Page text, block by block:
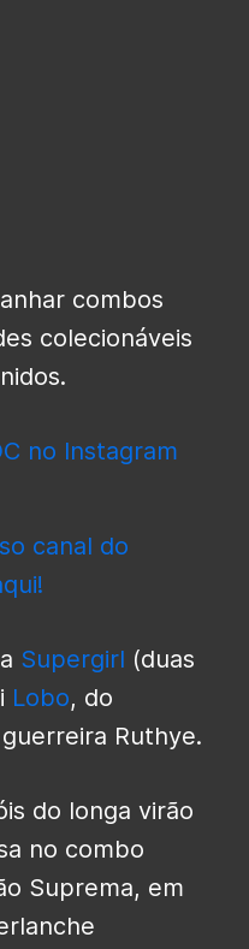
combos
colecionáveis
no Instagram
canal do
Supergirl (duas
Lobo, do
Ruthye.
do longa virão
no combo
Suprema, em